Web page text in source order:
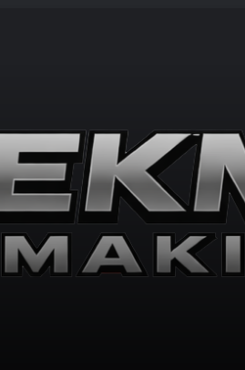
Temmuz
Duruşmasına
Şanlıurfa
Boşanma
Rehberi